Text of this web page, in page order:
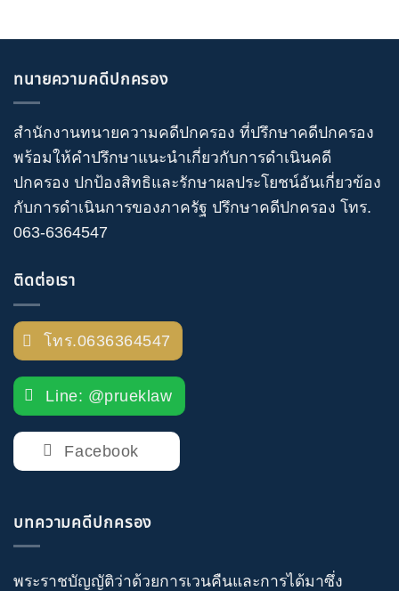
ทนายความคดีปกครอง
สำนักงานทนายความคดีปกครอง ที่ปรึกษาคดีปกครอง
พร้อมให้คำปรึกษาแนะนำเกี่ยวกับการดำเนินคดี
ปกครอง ปกป้องสิทธิและรักษาผลประโยชน์อันเกี่ยวข้อง
กับการดำเนินการของภาครัฐ ปรึกษาคดีปกครอง โทร.
063-6364547
ติดต่อเรา
โทร.0636364547
Line: @prueklaw
Facebook
บทความคดีปกครอง
พระราชบัญญัติว่าด้วยการเวนคืนและการได้มาซึ่ง